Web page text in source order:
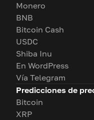
Monero
BNB
Bitcoin Cash
USDC
Shiba Inu
En WordPress
Vía Telegram
Predicciones de
Bitcoin
XRP